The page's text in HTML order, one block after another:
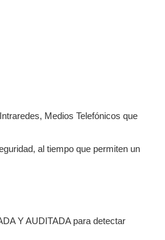
Medios Telefónicos que
al tiempo que permiten un
Y AUDITADA para detectar